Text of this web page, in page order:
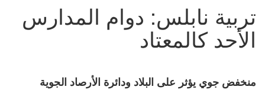
تربية نابلس: دوام المدارس
الأحد كالمعتاد
منخفض جوي يؤثر على البلاد ودائرة الأرصاد الجوية